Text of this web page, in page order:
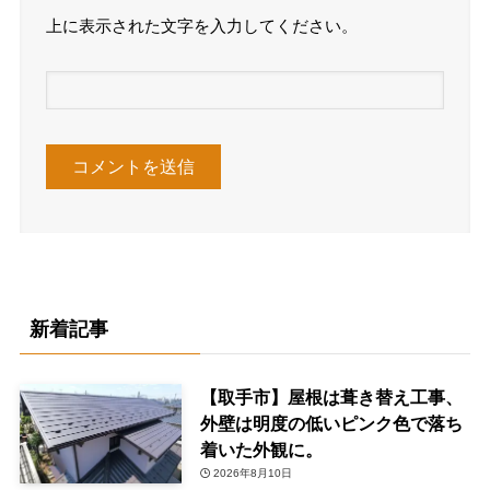
上に表示された文字を入力してください。
新着記事
【取手市】屋根は葺き替え工事、
外壁は明度の低いピンク色で落ち
着いた外観に。
2026年8月10日